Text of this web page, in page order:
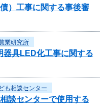
）工事に関する事後審
業研究所
器具LED化工事に関する
も相談センター
談センターで使用する